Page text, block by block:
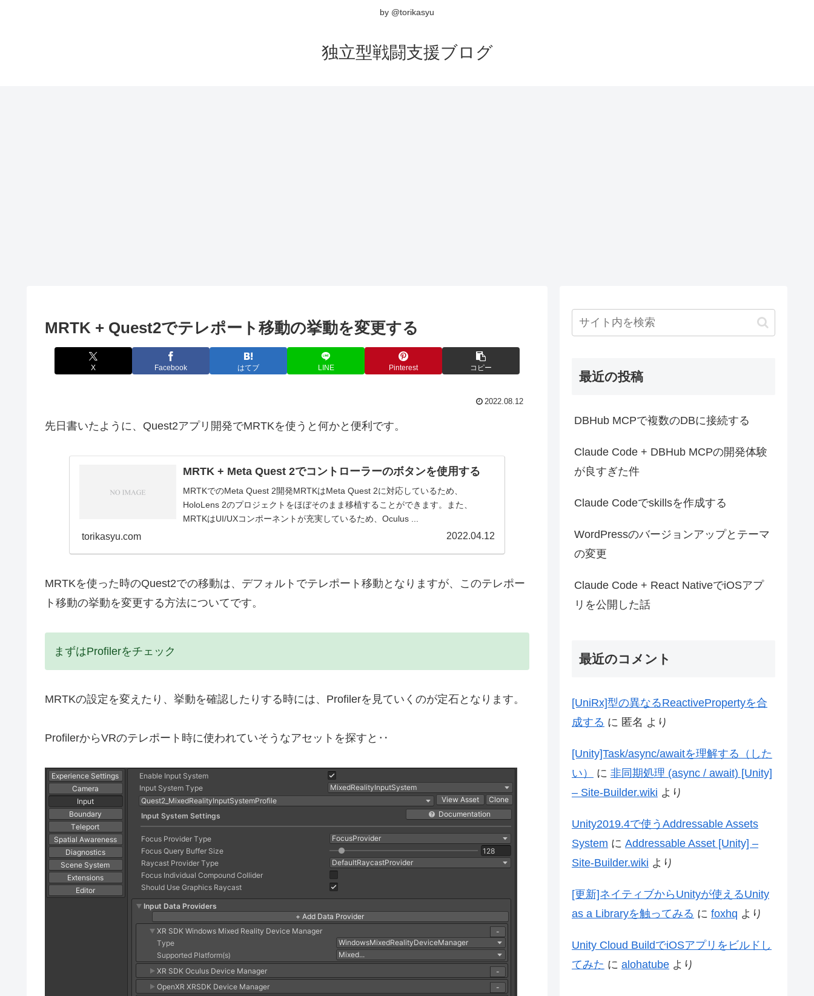
by @torikasyu
独立型戦闘支援ブログ
MRTK + Quest2でテレポート移動の挙動を変更する
X Facebook はてブ LINE Pinterest コピー
2022.08.12
先日書いたように、Quest2アプリ開発でMRTKを使うと何かと便利です。
MRTK + Meta Quest 2でコントローラーのボタンを使用する
MRTKでのMeta Quest 2開発MRTKはMeta Quest 2に対応しているため、
HoloLens 2のプロジェクトをほぼそのまま移植することができます。また、
MRTKはUI/UXコンポーネントが充実しているため、Oculus ...
torikasyu.com 2022.04.12
MRTKを使った時のQuest2での移動は、デフォルトでテレポート移動となりますが、このテレポー
ト移動の挙動を変更する方法についてです。
まずはProfilerをチェック
MRTKの設定を変えたり、挙動を確認したりする時には、Profilerを見ていくのが定石となります。
ProfilerからVRのテレポート時に使われていそうなアセットを探すと‥
最近の投稿
DBHub MCPで複数のDBに接続する
Claude Code + DBHub MCPの開発体験
が良すぎた件
Claude Codeでskillsを作成する
WordPressのバージョンアップとテーマ
の変更
Claude Code + React NativeでiOSアプ
リを公開した話
最近のコメント
[UniRx]型の異なるReactivePropertyを合
成する に 匿名 より
[Unity]Task/async/awaitを理解する（した
い）
に 非同期処理 (async / await) [Unity]
– Site-Builder.wiki より
Unity2019.4で使うAddressable Assets
System に Addressable Asset [Unity] –
Site-Builder.wiki より
[更新]ネイティブからUnityが使えるUnity
as a Libraryを触ってみる に foxhq より
Unity Cloud BuildでiOSアプリをビルドし
てみた に alohatube より